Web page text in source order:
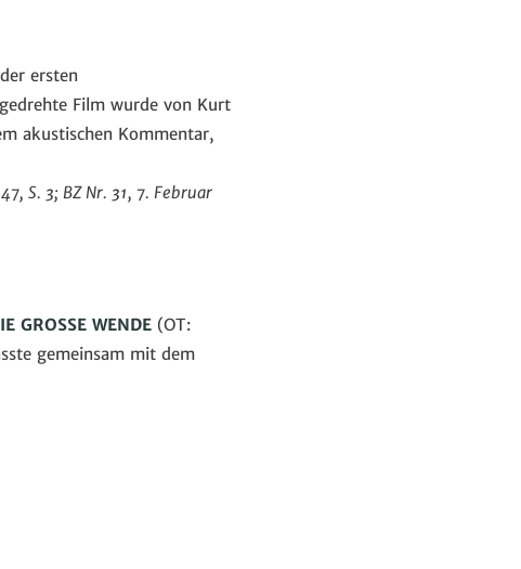
ersten
Film wurde von Kurt
akustischen Kommentar,
S. 3; BZ Nr. 31, 7. Februar
GROSSE WENDE (OT:
gemeinsam mit dem